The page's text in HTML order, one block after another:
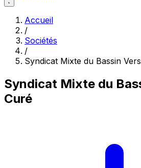
Accueil
/
Sociétés
/
Syndicat Mixte du Bassin
Syndicat Mixte du
Curé